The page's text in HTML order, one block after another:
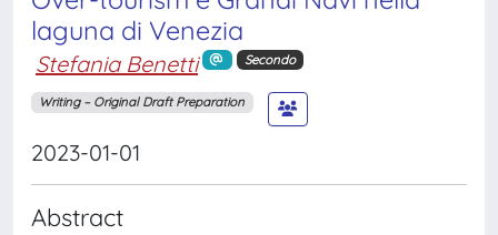
laguna di Venezia
Stefania Benetti Secondo
Writing – Original Draft Preparation
2023-01-01
Abstract